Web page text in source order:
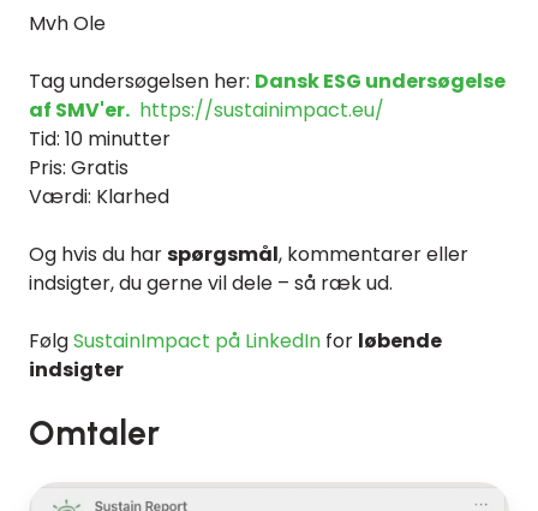
Mvh Ole
Tag undersøgelsen her: Dansk ESG undersøgelse
af SMV'er. https://sustainimpact.eu/
Tid: 10 minutter
Pris: Gratis
Værdi: Klarhed
Og hvis du harspørgsmål, kommentarer eller
indsigter, du gerne vil dele – så ræk ud.
FølgSustainImpact på LinkedIn for løbende
indsigter
Omtaler
Omtale